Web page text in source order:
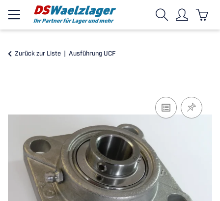
Zurück zur Liste Ausführung UCF